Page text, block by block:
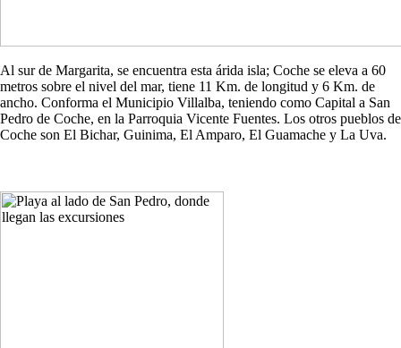
Al sur de Margarita, se encuentra esta árida isla; Coche se eleva a 60
metros sobre el nivel del mar, tiene 11 Km. de longitud y 6 Km. de
ancho. Conforma el Municipio Villalba, teniendo como Capital a San
Pedro de Coche, en la Parroquia Vicente Fuentes. Los otros pueblos de
Coche son El Bichar, Guinima, El Amparo, El Guamache y La Uva.